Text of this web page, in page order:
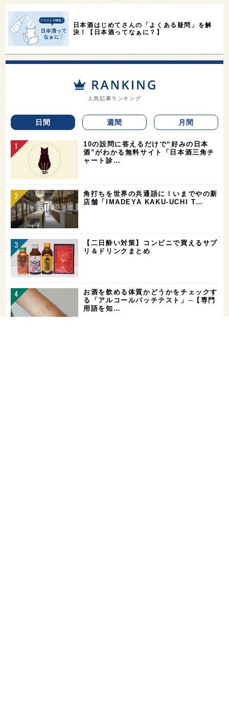
日本酒はじめてさんの「よくある疑問」を解
決！【日本酒ってなぁに？】
人気記事ランキング
日間 週間 月間
10の設問に答えるだけで“好みの日本
酒”がわかる無料サイト「日本酒三角チ
ャート診…
角打ちを世界の共通語に！いまでやの新
店舗「IMADEYA KAKU-UCHI T…
【二日酔い対策】コンビニで買えるサプ
リ＆ドリンクまとめ
お酒を飲める体質かどうかをチェックす
る「アルコールパッチテスト」─【専門
用語を知…